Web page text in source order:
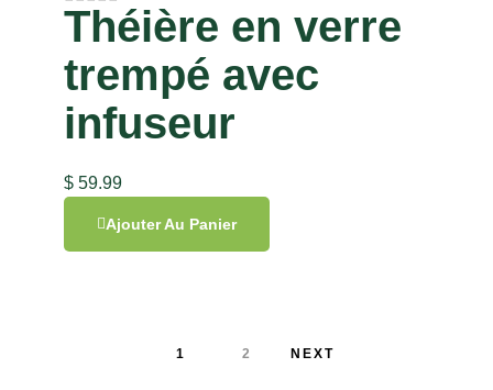
Théière en verre
trempé avec
infuseur
$ 59.99
Ajouter Au Panier
1 2 NEXT